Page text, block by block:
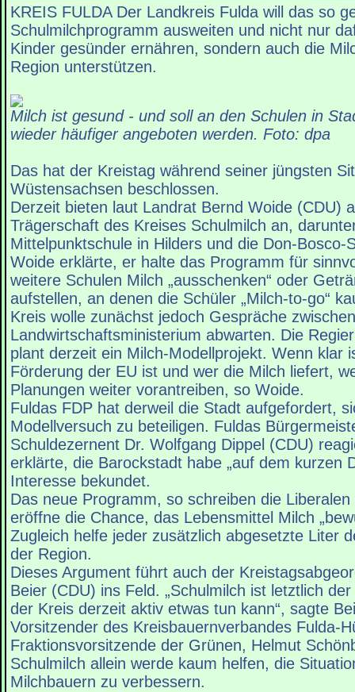
KREIS FULDA Der Landkreis Fulda will das so
Schulmilchprogramm ausweiten und nicht nur
Kinder gesünder ernähren, sondern auch die
Region unterstützen.
Milch ist gesund - und soll an den Schulen in
wieder häufiger angeboten werden. Foto: dpa
Das hat der Kreistag während seiner jüngsten
Wüstensachsen beschlossen.
Derzeit bieten laut Landrat Bernd Woide (CDU)
Trägerschaft des Kreises Schulmilch an,
Mittelpunktschule in Hilders und die Don-Bosco-
Woide erklärte, er halte das Programm für
weitere Schulen Milch „ausschenken“ oder
aufstellen, an denen die Schüler „Milch-to-go“
Kreis wolle zunächst jedoch Gespräche
Landwirtschaftsministerium abwarten. Die
plant derzeit ein Milch-Modellprojekt. Wenn klar
Förderung der EU ist und wer die Milch liefert,
Planungen weiter vorantreiben, so Woide.
Fuldas FDP hat derweil die Stadt aufgefordert,
Modellversuch zu beteiligen. Fuldas
Schuldezernent Dr. Wolfgang Dippel (CDU)
erklärte, die Barockstadt habe „auf dem kurzen
Interesse bekundet.
Das neue Programm, so schreiben die
eröffne die Chance, das Lebensmittel Milch
Zugleich helfe jeder zusätzlich abgesetzte Liter
der Region.
Dieses Argument führt auch der
Beier (CDU) ins Feld. „Schulmilch ist letztlich
der Kreis derzeit aktiv etwas tun kann“, sagte
Vorsitzender des Kreisbauernverbandes Fulda-
Fraktionsvorsitzende der Grünen, Helmut
Schulmilch allein werde kaum helfen, die
Milchbauern zu verbessern.